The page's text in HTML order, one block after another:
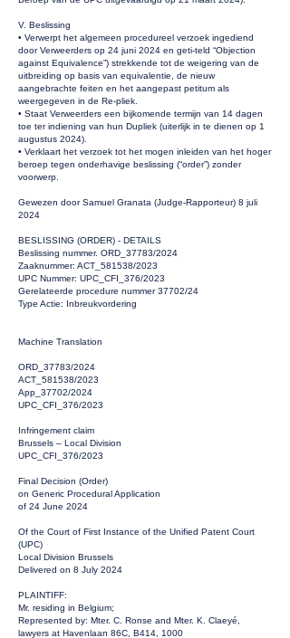
V. Beslissing
• Verwerpt het algemeen procedureel verzoek ingediend
door Verweerders op 24 juni 2024 en geti-teld “Objection
against Equivalence”) strekkende tot de weigering van de
uitbreiding op basis van equivalentie, de nieuw
aangebrachte feiten en het aangepast petitum als
weergegeven in de Re-pliek.
• Staat Verweerders een bijkomende termijn van 14 dagen
toe ter indiening van hun Dupliek (uiterlijk in te dienen op 1
augustus 2024).
• Verklaart het verzoek tot het mogen inleiden van het hoger
beroep tegen onderhavige beslissing (“order”) zonder
voorwerp.
Gewezen door Samuel Granata (Judge-Rapporteur) 8 juli
2024
BESLISSING (ORDER) - DETAILS
Beslissing nummer. ORD_37783/2024
Zaaknummer: ACT_581538/2023
UPC Nummer: UPC_CFI_376/2023
Gerelateerde procedure nummer 37702/24
Type Actie: Inbreukvordering
Machine Translation
ORD_37783/2024
ACT_581538/2023
App_37702/2024
UPC_CFI_376/2023
Infringement claim
Brussels – Local Division
UPC_CFI_376/2023
Final Decision (Order)
on Generic Procedural Application
of 24 June 2024
Of the Court of First Instance of the Unified Patent Court
(UPC)
Local Division Brussels
Delivered on 8 July 2024
PLAINTIFF:
Mr. residing in Belgium;
Represented by: Mter. C. Ronse and Mter. K. Claeyé,
lawyers at Havenlaan 86C, B414, 1000